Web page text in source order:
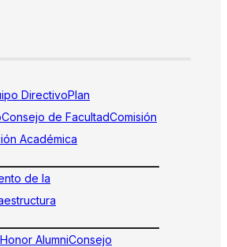
DirectivoPlan
Consejo de FacultadComisión
Académica
de la
AlumniConsejo